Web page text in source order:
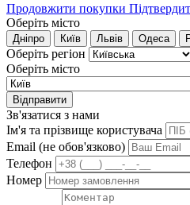
Продовжити покупки
Оберіть місто
Дніпро Київ Львів Одеса
Оберіть регіон
Оберіть місто
Відправити
Зв'язатися з нами
Ім'я та прізвище користувача
Email (не обов'язково)
Телефон
Номер